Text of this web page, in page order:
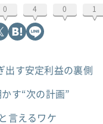
0 4 0 1
出す安定利益の裏側
す“次の計画”
言えるワケ